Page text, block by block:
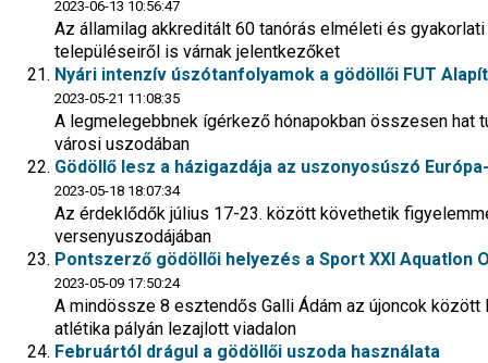
2023-06-13 10:56:47
Az államilag akkreditált 60 tanórás elméleti és
településeiről is várnak jelentkezőket
Nyári intenzív úszótanfolyamok a gödöllői FUT
2023-05-21 11:08:35
A legmelegebbnek ígérkező hónapokban összesen hat
városi uszodában
Gödöllő lesz a házigazdája az uszonyosúszó
2023-05-18 18:07:34
Az érdeklődők július 17-23. között követhetik
versenyuszodájában
Pontszerző gödöllői helyezés a Sport XXI Aquatlon
2023-05-09 17:50:24
A mindössze 8 esztendős Galli Ádám az újoncok
atlétika pályán lezajlott viadalon
Februártól drágul a gödöllői uszoda használata